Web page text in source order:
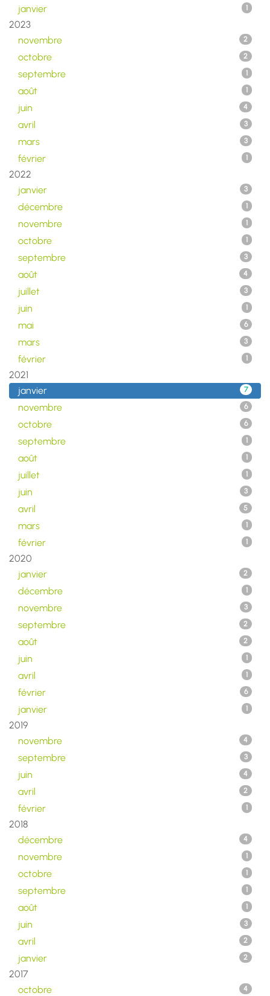
janvier 1
2023
novembre
2
octobre 2
septembre 1
août 1
juin 4
avril 3
mars 3
février 1
2022
janvier
3
décembre 1
novembre 1
octobre 1
septembre 3
août 4
juillet 3
juin 1
mai 6
mars 3
février 1
2021
janvier
7
novembre 6
octobre 6
septembre 1
août 1
juillet 1
juin 3
avril 5
mars 1
février 1
2020
janvier
2
décembre 1
novembre 3
septembre 2
août 2
juin 1
avril 1
février 6
janvier 1
2019
novembre
4
septembre 3
juin 4
avril 2
février 1
2018
décembre
4
novembre 1
octobre 1
septembre 1
août 1
juin 3
avril 2
janvier 2
2017
octobre
4